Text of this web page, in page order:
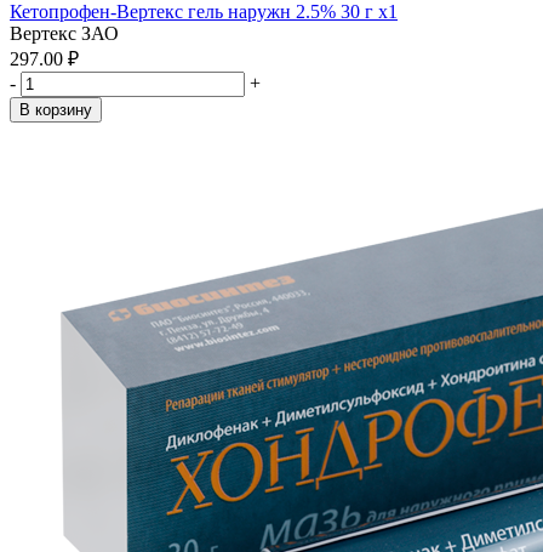
Кетопрофен-Вертекс гель наружн 2.5% 30 г x1
Вертекс ЗАО
297.00 ₽
-
+
В корзину